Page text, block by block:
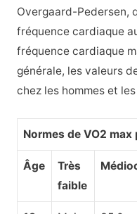
Overgaard-Pedersen,
fréquence cardiaque
fréquence cardiaque
générale, les valeurs
chez les hommes et
Normes de VO2
Âge
Très
faible